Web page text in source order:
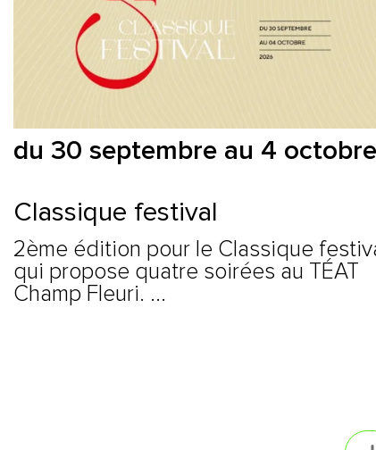
du 30 septembre au 4 octobre
Classique festival
2ème édition pour le Classique
qui propose quatre soirées au TÉAT
Champ Fleuri. ...